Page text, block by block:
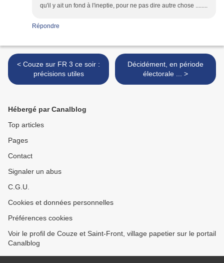
qu'il y ait un fond à l'ineptie, pour ne pas dire autre chose ........
Répondre
< Couze sur FR 3 ce soir :
précisions utiles
Décidément, en période
électorale ... >
Hébergé par Canalblog
Top articles
Pages
Contact
Signaler un abus
C.G.U.
Cookies et données personnelles
Préférences cookies
Voir le profil de Couze et Saint-Front, village papetier sur le portail
Canalblog